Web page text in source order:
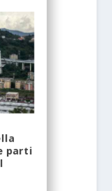
parti